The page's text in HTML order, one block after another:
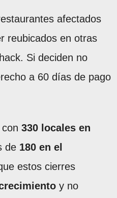
afectados
reubicados en otras
Si deciden no
a 60 días de pago
330 locales en
de 180 en el
estos cierres
y no